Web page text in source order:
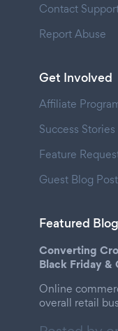
Contact
Report Abuse
Get Involved
Affiliate
Success Stories
Feature
Guest Blog Post
Featured
Converting
Black Friday &
Online
overall retail